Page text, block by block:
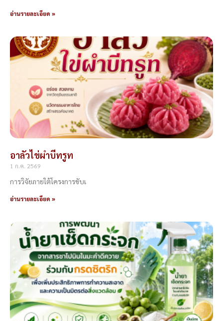
อ่านรายละเอียด »
อาลัวไข่ผำบีทรูท
1 ก.ค. 2569
การวิจัยภายใต้โครงการขับเ
อ่านรายละเอียด »